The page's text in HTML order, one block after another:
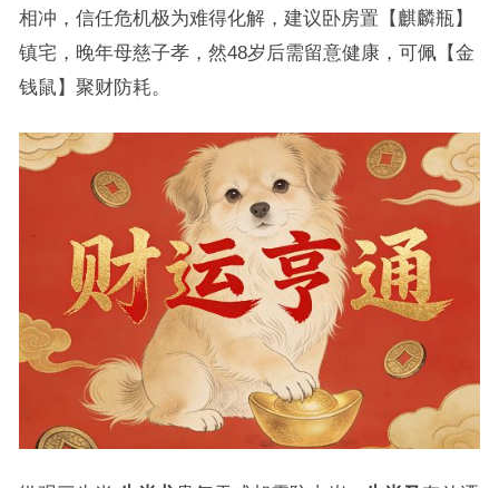
相冲，信任危机极为难得化解，建议卧房置【麒麟瓶】
镇宅，晚年母慈子孝，然48岁后需留意健康，可佩【金
钱鼠】聚财防耗。